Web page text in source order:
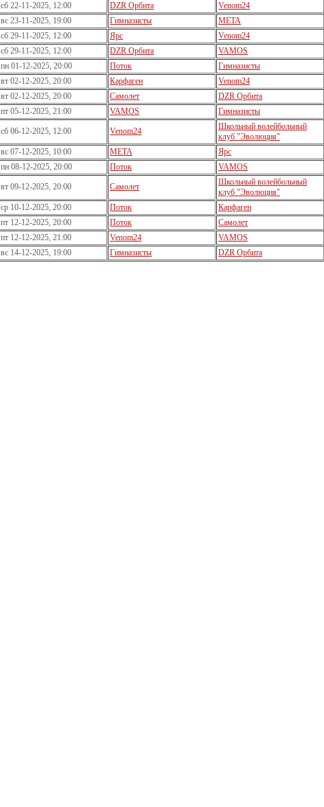
сб 22-11-2025, 12:00
DZR Орбита Venom24
вс 23-11-2025, 19:00
Гимназисты МЕТА
сб 29-11-2025, 12:00
Ярс Venom24
сб 29-11-2025, 12:00
DZR Орбита VAMOS
пн 01-12-2025, 20:00
Поток Гимназисты
вт 02-12-2025, 20:00
Карфаген Venom24
вт 02-12-2025, 20:00
Самолет DZR Орбита
пт 05-12-2025, 21:00
VAMOS Гимназисты
сб 06-12-2025, 12:00 Venom24
Школьный волейбольный
клуб "Эволюция"
вс 07-12-2025, 10:00 МЕТА Ярс
пн 08-12-2025, 20:00
Поток VAMOS
вт 09-12-2025, 20:00 Самолет
Школьный волейбольный
клуб "Эволюция"
ср 10-12-2025, 20:00 Поток Карфаген
пт 12-12-2025, 20:00
Поток Самолет
пт 12-12-2025, 21:00
Venom24 VAMOS
вс 14-12-2025, 19:00
Гимназисты DZR Орбита